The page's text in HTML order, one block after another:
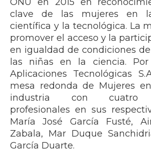
clave de las mujeres en
científica y la tecnológica. La
promover el acceso y la
en igualdad de condiciones
las niñas en la ciencia.
Aplicaciones Tecnológicas
mesa redonda de Mujeres
industria con cuatro
profesionales en sus
María José García Fusté,
Zabala, Mar Duque
García Duarte.